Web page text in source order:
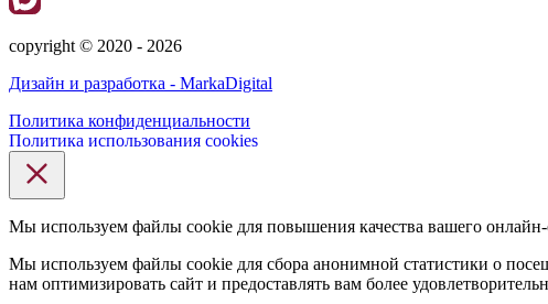
сopyright © 2020 - 2026
Дизайн и разработка - MarkaDigital
Политика конфиденциальности
Политика использования cookies
Мы используем файлы cookie для повышения качества вашего
Мы используем файлы cookie для сбора анонимной статистики о
нам оптимизировать сайт и предоставлять вам более